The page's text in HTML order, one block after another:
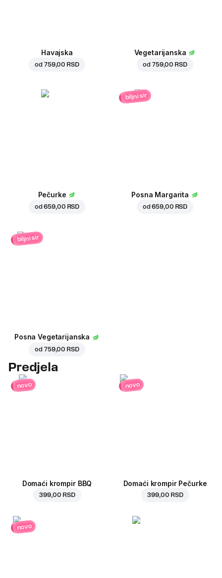
Havajska
od 759,00 RSD
Vegetarijanska
od 759,00 RSD
Pečurke
od659,00 RSD
biljni sir
Posna Margarita
od659,00 RSD
biljni sir
Posna Vegetarijanska
od 759,00 RSD
Predjela
novo
Domaći krompir BBQ
399,00 RSD
novo
Domaći krompir Pečurke
399,00 RSD
novo